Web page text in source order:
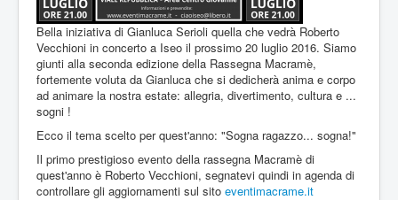
Bella iniziativa di Gianluca Serioli quella che vedrà Roberto
Vecchioni in concerto a Iseo il prossimo 20 luglio 2016. Siamo
giunti alla seconda edizione della Rassegna Macramè,
fortemente voluta da Gianluca che si dedicherà anima e corpo
ad animare la nostra estate: allegria, divertimento, cultura e ...
sogni !
Ecco il tema scelto per quest'anno: "Sogna ragazzo... sogna!"
Il primo prestigioso evento della rassegna Macramè di
quest'anno è Roberto Vecchioni, segnatevi quindi in agenda di
controllare gli aggiornamenti sul sito eventimacrame.it